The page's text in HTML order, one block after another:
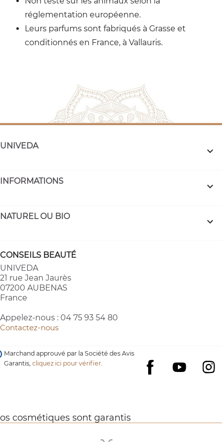
réglementation européenne.
Leurs parfums sont fabriqués à Grasse et
conditionnés en France, à Vallauris.
UNIVEDA 
INFORMATIONS 
NATUREL OU BIO 
CONSEILS BEAUTÉ
UNIVEDA
21 rue Jean Jaurès
07200 AUBENAS
France
Appelez-nous : 04 75 93 54 80
Contactez-nous
Facebook
YouTube
Marchand approuvé par la Société des Avis
Garantis,cliquez ici pour vérifier.
cosmétiques sont garantis